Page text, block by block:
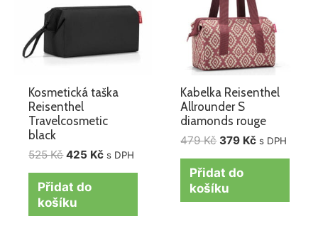
Kosmetická taška
Reisenthel
Travelcosmetic
black
525Kč 425 Kč s DPH
Přidat do
košíku
Kabelka Reisenthel
Allrounder S
diamonds rouge
479Kč 379 Kč s DPH
Přidat do
košíku